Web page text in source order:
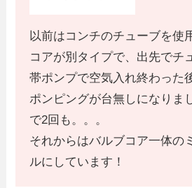
以前はコンチのチューブを使
コアが別タイプで、出先でチ
帯ポンプで空気入れ終わった
ポンピングが台無しになりま
で2回も。。。
それからはバルブコア一体の
ルにしています！